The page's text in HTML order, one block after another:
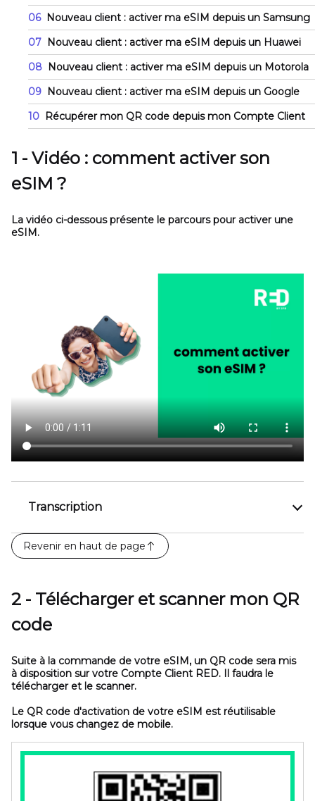
06 Nouveau client : activer ma eSIM depuis un Samsung
07 Nouveau client : activer ma eSIM depuis un Huawei
08 Nouveau client : activer ma eSIM depuis un Motorola
09 Nouveau client : activer ma eSIM depuis un Google
10 Récupérer mon QR code depuis mon Compte Client
1 - Vidéo : comment activer son
eSIM ?
La vidéo ci-dessous présente le parcours pour activer une
eSIM.
Transcription
Revenir en haut de page
2 - Télécharger et scanner mon QR
code
Suite à la commande de votre eSIM, un QR code sera mis
à disposition sur votre Compte Client RED. Il faudra le
télécharger et le scanner.
Le QR code d'activation de votre eSIM est réutilisable
lorsque vous changez de mobile.